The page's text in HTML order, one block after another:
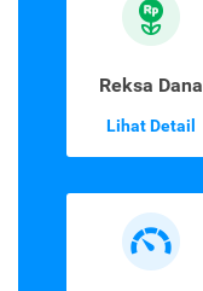
Reksa Dana
Lihat Detail